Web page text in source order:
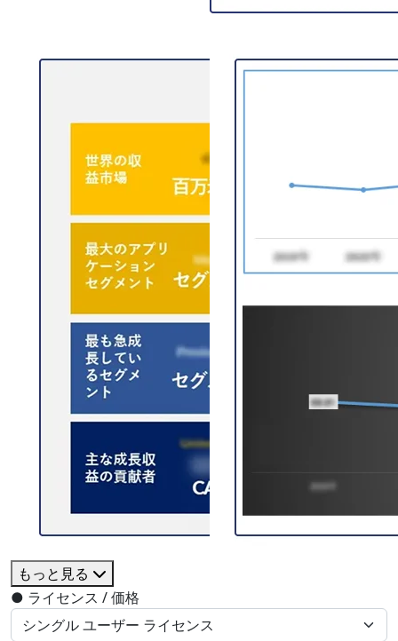
もっと見る
● ライセンス / 価格